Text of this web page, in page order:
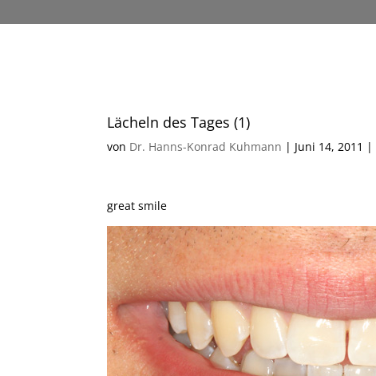
Lächeln des Tages (1)
von Dr. Hanns-Konrad Kuhmann | Juni 14, 2011 |
great smile